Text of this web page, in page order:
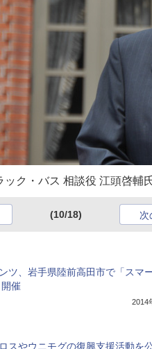
ック・バス 相談役 江頭啓輔
(10/18) 次
ツ、岩手県陸前高田市で「スマ
催
2014
スやウニモグの復興支援活動を